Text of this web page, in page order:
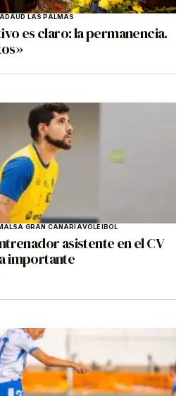
UD LAS PALMAS
es claro: la permanencia.
GRAN CANARIAVOLEIBOL
asistente en el CV
importante